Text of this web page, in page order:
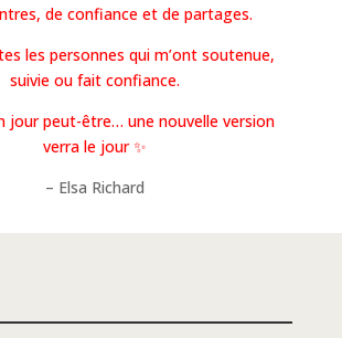
de confiance et de partages.
les personnes qui m’ont soutenue,
suivie ou fait confiance.
jour peut-être… une nouvelle version
verra le jour ✨
– Elsa Richard